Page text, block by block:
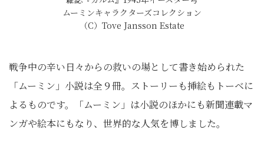
ムーミンキャラクターズコレクション
（C）Tove Jansson Estate
戦争中の辛い日々からの救いの場として書き始められた
「ムーミン」小説は全９冊。ストーリーも挿絵もトーベに
よるものです。「ムーミン」は小説のほかにも新聞連載マ
ンガや絵本にもなり、世界的な人気を博しました。